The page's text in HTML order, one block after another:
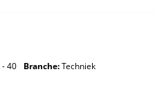
- 40 Branche:Techniek